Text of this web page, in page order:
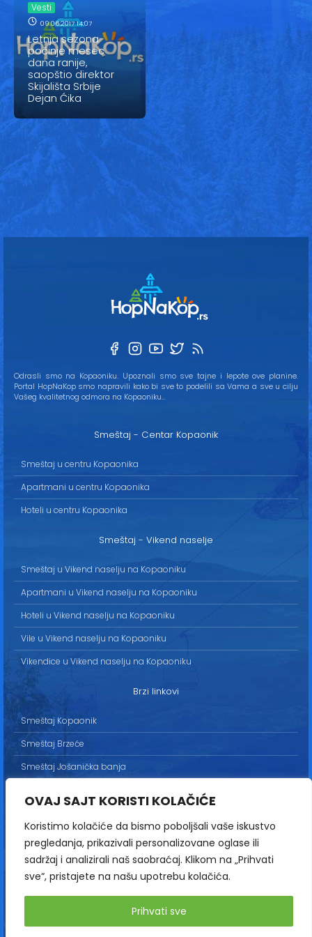
OVAJ SAJT KORISTI KOLAČIĆE
Koristimo kolačiće da bismo poboljšali vaše iskustvo
pregledanja, prikazivali personalizovane oglase ili
sadržaj i analizirali naš saobraćaj. Klikom na „Prihvati
sve“, pristajete na našu upotrebu kolačića.
Prihvati sve
Vesti
09.06.2017 14:07
Letnja sezona
počinje mesec
dana ranije,
saopštio direktor
Skijališta Srbije
Dejan Ćika
Odrasli smo na Kopaoniku. Upoznali smo sve tajne i lepote ove planine.
Portal HopNaKop smo napravili kako bi sve to podelili sa Vama a sve u cilju
Vašeg kvalitetnog odmora na Kopaoniku...
Smeštaj - Centar Kopaonik
Smeštaj u centru Kopaonika
Apartmani u centru Kopaonika
Hoteli u centru Kopaonika
Smeštaj - Vikend naselje
Smeštaj u Vikend naselju na Kopaoniku
Apartmani u Vikend naselju na Kopaoniku
Hoteli u Vikend naselju na Kopaoniku
Vile u Vikend naselju na Kopaoniku
Vikendice u Vikend naselju na Kopaoniku
Brzi linkovi
Smeštaj Kopaonik
Smeštaj Brzeće
Smeštaj Jošanička banja
Kontakt
Sva prava zadržana / All rights reserved